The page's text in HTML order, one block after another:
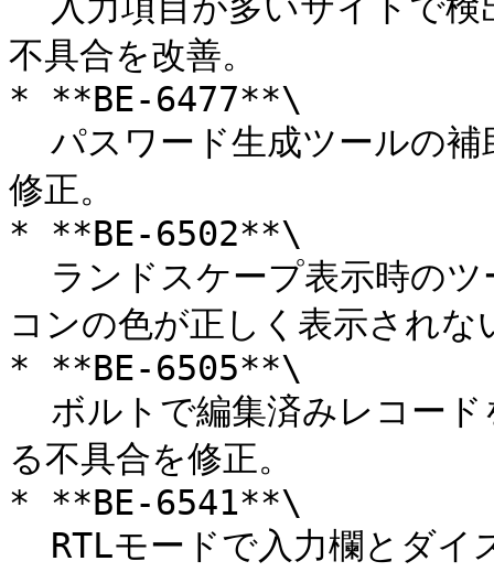
不具合を改善。
* **BE-6477**\
修正。
* **BE-6502**\
コンの色が正しく表示されな
* **BE-6505**\
る不具合を修正。
* **BE-6541**\